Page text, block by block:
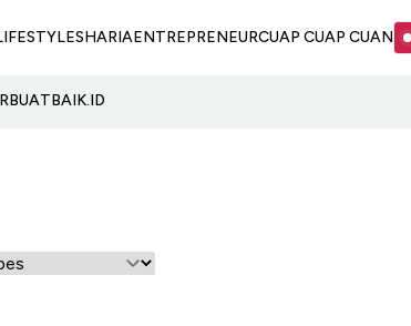
SHARIAENTREPRENEURCUAP CUAP CUAN